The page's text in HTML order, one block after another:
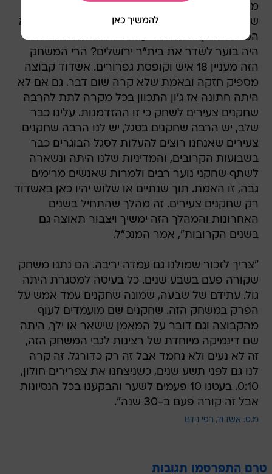
מערוץ הספורט וגם מההתאחדות וחזרנו וביקשנו
שיקדימו את שעת המשחק אבל אין עם מי לדבר. לא
הסכימו להקדים את השעה או לשנות את היום. מה
היה בוער לשדר את בית"ר ירושלים? הרי המשחק
הזה מעניין 18 איש וקופסת גפרורים. אשדוד קבוצה
מספיק חזקה ובאמת שלא קרה שום דבר. גם אם לא
היתה חתונה אז ג'ון התכוון בכל מקרה לתת להרבה
שחקנים צעירים לשחק כי זו ההזדמנות. עלינו כבר
שלב, יש הרבה שחקנים בסגל, יש לנו הרבה שחקנים
צעירים שאנחנו רוצים להעלות לסגל הבוגרים כבר
בשבועות הקרובים, והמדיניות שלנו היתה ונשארה
לשתף שחקני נוער רבים ולמרות שאנשים מרימים
גבה, זו האמת. תוך שנתיים או שלוש יהיו כאן באשדוד
רק שחקנים צעירים. זה מהלך שהתחיל בשנים
האחרונות והמהלך הזה ימשיך ויצבור תאוצה גם
בשנים הקרובות", אמר המנכ"ל.
"צריך לזכור שמולנו גם עמדה יריבה. הם נתנו משחק
שקורה פעם בשבע שנים. כל בעיטה למסגרת היתה
גול. עתידם של שבעה, שמונה שחקנים עמד אמש על
הפרק במשחק הזה. שחקנים שם מועמדים לעוף
מהקבוצה וגם דובר על המאמן שישאר או ילך, היתה
שם דינמיקה מיוחדת של רצינות לגבי המשחק הזה,
זה לא נעים ולא נחמד אבל זה רק כדורגל. זה קרה
לנו גם לפני תשע שנים, כשניצחנו את צפרירים חולון,
0:10. בעטנו 10 פעמים לשער והבקענו בכל הנסיונות
אבל זה קורה פעם ב-30 שנה".
מ.ס. אשדוד רפי נידם
טרם התפרסמו תגובות